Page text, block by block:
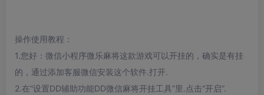
操作使用教程：
1.您好：微信小程序微乐麻将这款游戏可以开挂的，确实是有挂
的，通过添加客服微信安装这个软件.打开.
2.在“设置DD辅助功能DD微信麻将开挂工具”里.点击“开启”.